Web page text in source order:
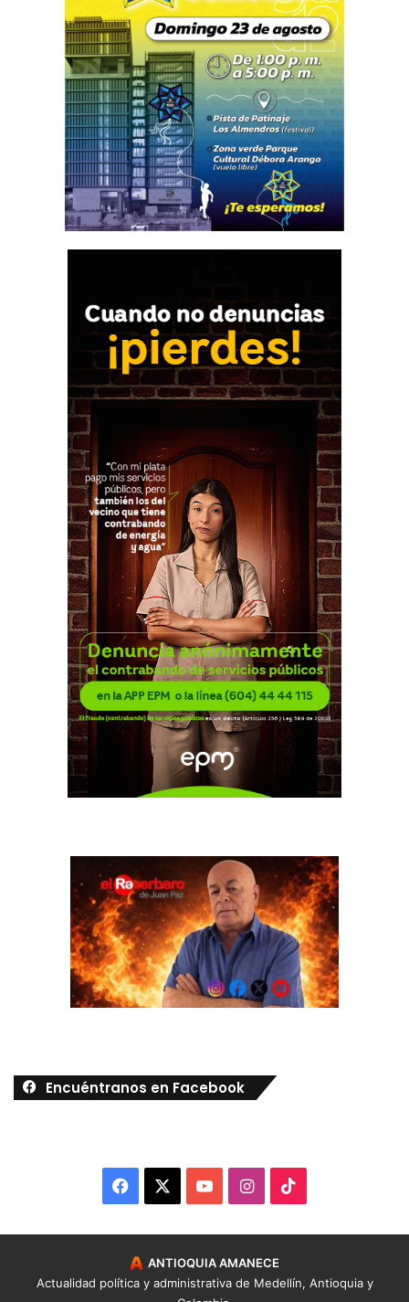
Encuéntranos en Facebook
Facebook YouTubeInstagram
ANTIOQUIA AMANECE
Actualidad política y administrativa de Medellín, Antioquia y